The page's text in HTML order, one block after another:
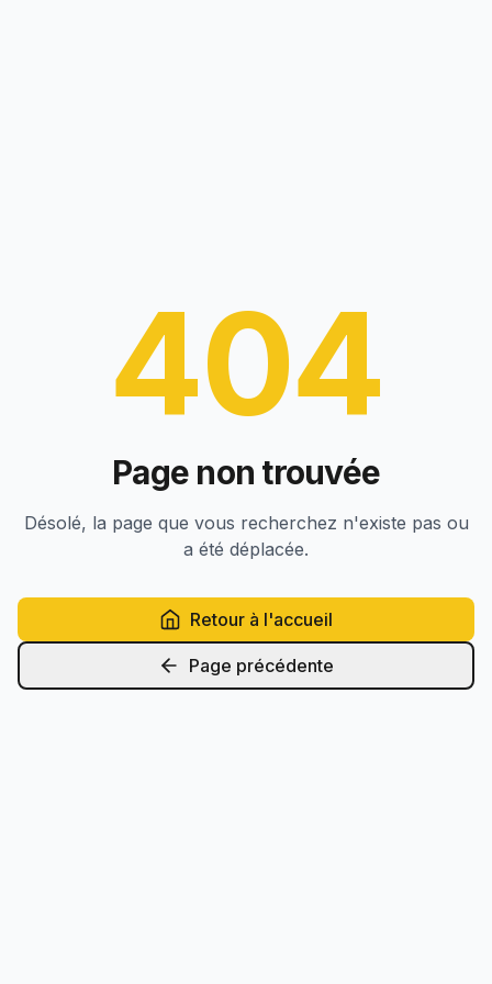
404
Page non trouvée
Désolé, la page que vous recherchez n'existe pas ou
a été déplacée.
Retour à l'accueil
Page précédente